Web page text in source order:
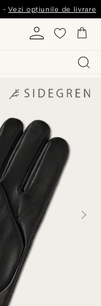
-Vezi opțiunile de livrare